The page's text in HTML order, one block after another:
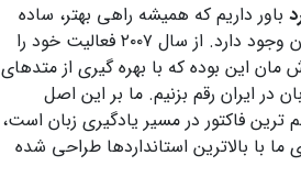
باور داریم که همیشه راهی بهتر، ساده
تر و علمی تر برای یادگیری زبان وجود دارد. از سال ۲۰۰۷ فعالیت خود را
مان این بوده که با بهره گیری از متدهای
در ایران رقم بزنیم. ما بر این اصل
ترین فاکتور در مسیر یادگیری زبان است،
با بالاترین استانداردها طراحی شده